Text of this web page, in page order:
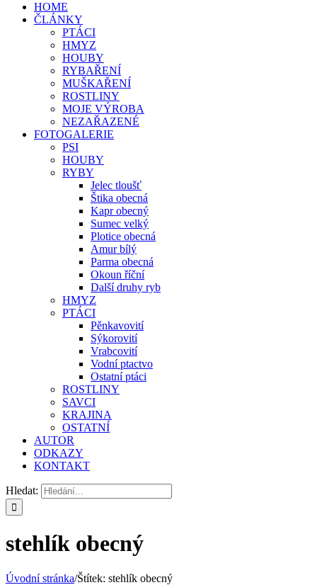
HOME
ČLÁNKY
PTÁCI
HMYZ
HOUBY
RYBAŘENÍ
MUŠKAŘENÍ
ROSTLINY
MOJE VÝROBA
NEZAŘAZENÉ
FOTOGALERIE
PSI
HOUBY
RYBY
Jelec tloušť
Štika obecná
Kapr obecný
Sumec velký
Plotice obecná
Amur bílý
Parma obecná
Okoun říční
Další druhy ryb
HMYZ
PTÁCI
Pěnkavovití
Sýkorovití
Vrabcovití
Vodní ptactvo
Ostatní ptáci
ROSTLINY
SAVCI
KRAJINA
OSTATNÍ
AUTOR
ODKAZY
KONTAKT
Hledat:
stehlík obecný
Úvodní stránka/Štítek: stehlík obecný